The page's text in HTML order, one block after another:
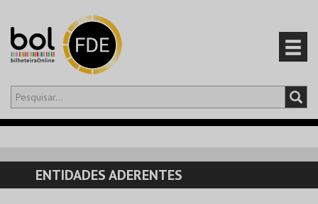
Olá,iniciar sessão
CARRINHO
EVENTOS
ENTIDADES ADERENTES